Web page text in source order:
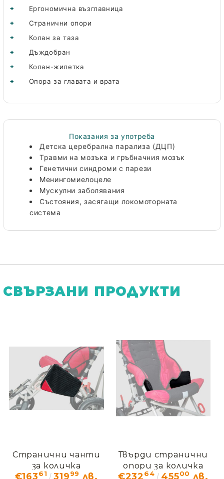
Ергономична възглавница
Странични опори
Колан за таза
Дъждобран
Колан-жилетка
Опора за главата и врата
Показания за употреба
Детска церебрална парализа (ДЦП)
Травми на мозъка и гръбначния мозък
Генетични синдроми с парези
Менингомиелоцеле
Мускулни заболявания
Състояния, засягащи локомоторната
система
СВЪРЗАНИ ПРОДУКТИ
Странични чанти
за количка
ОМБРЕЛО OMО_508
€16361 31999 лв.
Твърди странични
опори за количка
ОМБРЕЛО OMО_135
€23264 45500 лв.